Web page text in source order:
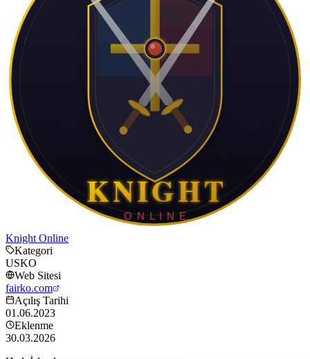
Knight Online
Kategori
USKO
Web Sitesi
fairko.com
Açılış Tarihi
01.06.2023
Eklenme
30.03.2026